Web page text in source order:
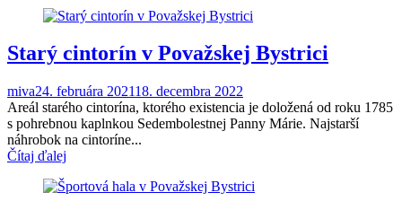
Starý cintorín v Považskej Bystrici
miva24. februára 202118. decembra 2022
Areál starého cintorína, ktorého existencia je doložená od roku 1785
s pohrebnou kaplnkou Sedembolestnej Panny Márie. Najstarší
náhrobok na cintoríne...
Čítaj ďalej